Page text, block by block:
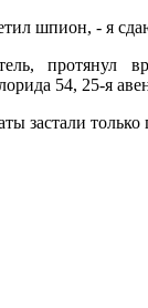
шпион, - я
протянул
54, 25-я
застали